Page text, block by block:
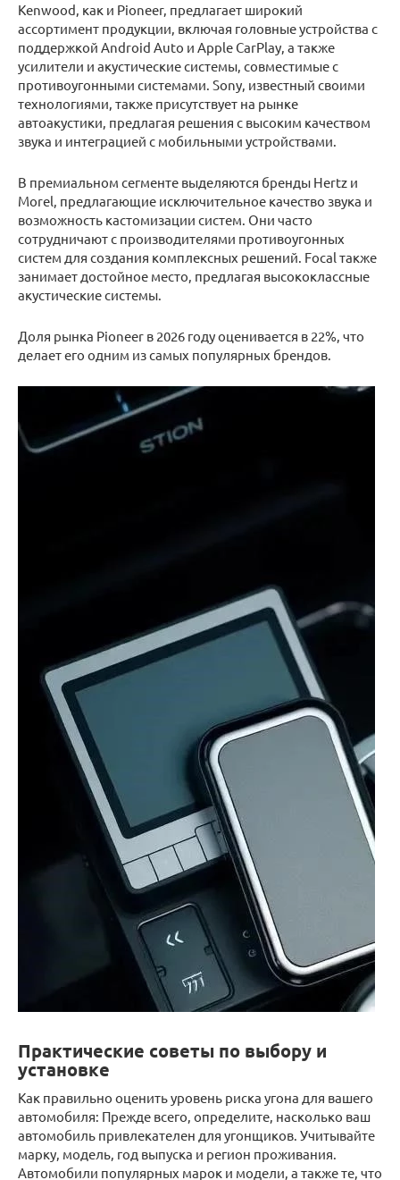
Kenwood, как и Pioneer, предлагает широкий
ассортимент продукции, включая головные устройства с
поддержкой Android Auto и Apple CarPlay, а также
усилители и акустические системы, совместимые с
противоугонными системами. Sony, известный своими
технологиями, также присутствует на рынке
автоакустики, предлагая решения с высоким качеством
звука и интеграцией с мобильными устройствами.
В премиальном сегменте выделяются бренды Hertz и
Morel, предлагающие исключительное качество звука и
возможность кастомизации систем. Они часто
сотрудничают с производителями противоугонных
систем для создания комплексных решений. Focal также
занимает достойное место, предлагая высококлассные
акустические системы.
Доля рынка Pioneer в 2026 году оценивается в 22%, что
делает его одним из самых популярных брендов.
Практические советы по выбору и
установке
Как правильно оценить уровень риска угона для вашего
автомобиля: Прежде всего, определите, насколько ваш
автомобиль привлекателен для угонщиков. Учитывайте
марку, модель, год выпуска и регион проживания.
Автомобили популярных марок и модели, а также те, что